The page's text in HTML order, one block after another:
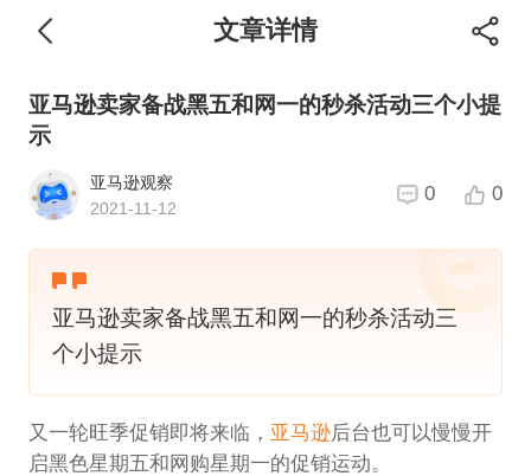
文章详情
亚马逊卖家备战黑五和网一的秒杀活动三个小提
示
亚马逊观察
2021-11-12
0 0
亚马逊卖家备战黑五和网一的秒杀活动三
个小提示
又一轮旺季促销即将来临， 亚马逊后台也可以慢慢开
启黑色星期五和网购星期一的促销运动。